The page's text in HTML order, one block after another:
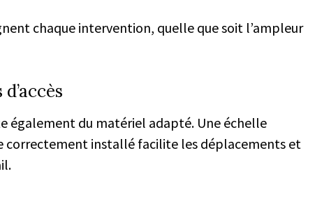
chaque intervention, quelle que soit l’ampleur
également du matériel adapté. Une échelle
correctement installé facilite les déplacements et